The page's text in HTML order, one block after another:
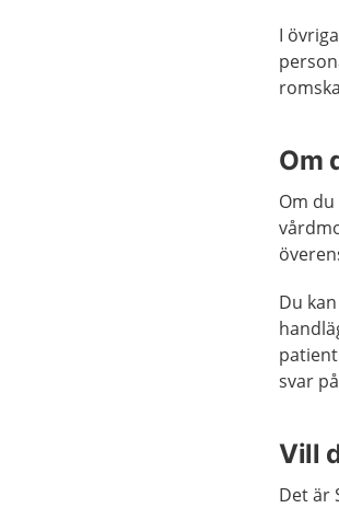
I
Om
Om
Du
svar
Vill
Det är